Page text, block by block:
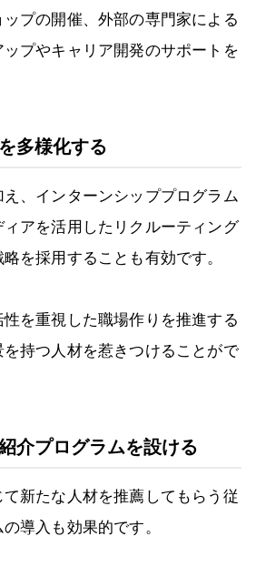
ップの開催、外部の専門家による
プやキャリア開発のサポートを
多様化する
、インターンシッププログラム
アを活用したリクルーティング
を採用することも有効です。
を重視した職場作りを推進する
持つ人材を惹きつけることがで
介プログラムを設ける
新たな人材を推薦してもらう従
導入も効果的です。